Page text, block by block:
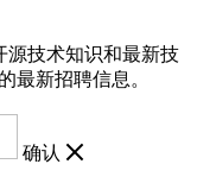
源技术知识和最新技
最新招聘信息。
确认